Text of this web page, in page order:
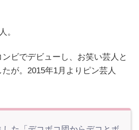
。
ビでデビューし、お笑い芸人と
が。2015年1月よりピン芸人